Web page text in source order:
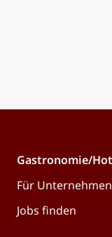
Gastronomie/
Für Unternehmen
Jobs finden